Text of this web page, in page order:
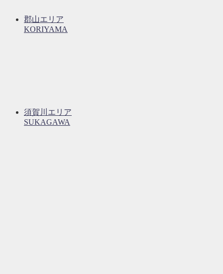
郡山エリア
KORIYAMA
須賀川エリア
SUKAGAWA